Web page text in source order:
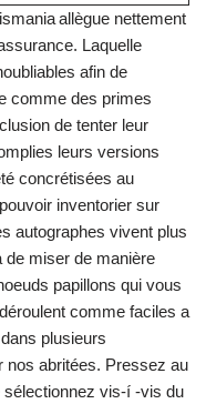
allègue nettement
Laquelle
afin de
comme des primes
de tenter leur
leurs versions
concrétisées au
inventorier sur
autographes vivent plus
de miser de manière
papillons qui vous
comme faciles a
plusieurs
nos abritées. Pressez au
sélectionnez vis-í -vis du